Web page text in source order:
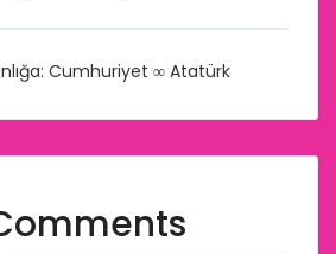
Cumhuriyet ∞ Atatürk